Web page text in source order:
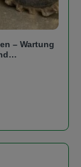
– Wartung